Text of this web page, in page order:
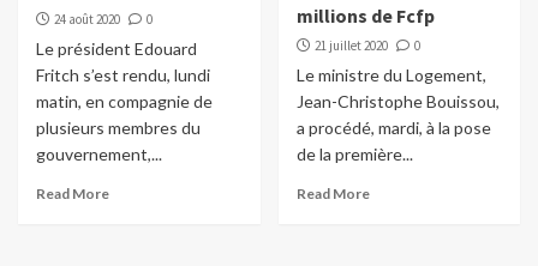
24 août 2020 0
Le président Edouard
Fritch s’est rendu, lundi
matin, en compagnie de
plusieurs membres du
gouvernement,...
Read More
millions de Fcfp
21 juillet 2020 0
Le ministre du Logement,
Jean-Christophe Bouissou,
a procédé, mardi, à la pose
de la première...
Read More